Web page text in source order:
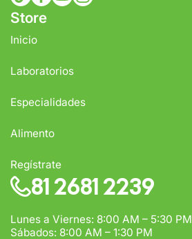
Store
Inicio
Laboratorios
Especialidades
Alimento
Regístrate
81 2681 2239
Lunes a Viernes: 8:00 AM – 5:30 PM
Sábados: 8:00 AM – 1:30 PM